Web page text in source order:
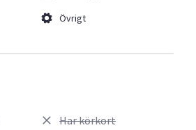
Övrigt
Har körkort